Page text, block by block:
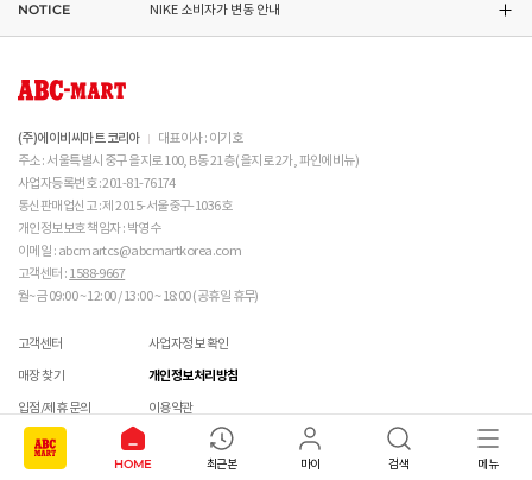
HOME 최근본 마이 검색 메뉴
NOTICE NIKE 소비자가 변동 안내
(주)에이비씨마트 코리아
대표이사 : 이기호
주소 : 서울특별시 중구 을지로 100, B동 21층 (을지로 2가, 파인에비뉴)
사업자등록번호 : 201-81-76174
통신판매업신고 : 제 2015-서울중구-1036호
개인정보보호 책임자 : 박영수
이메일 : abcmartcs@abcmartkorea.com
고객센터 : 1588-9667
월~금 09:00 ~ 12:00 / 13:00 ~ 18:00 (공휴일 휴무)
고객센터
매장 찾기
입점/제휴 문의
단체주문 문의
기프트카드
사업자정보 확인
개인정보처리방침
이용약관
멤버십 이용약관
위치 정보 서비스 이용약관